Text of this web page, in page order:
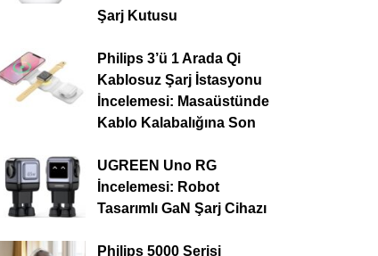
Şarj Kutusu
Philips 3’ü 1 Arada Qi
Kablosuz Şarj İstasyonu
İncelemesi: Masaüstünde
Kablo Kalabalığına Son
UGREEN Uno RG
İncelemesi: Robot
Tasarımlı GaN Şarj Cihazı
Philips 5000 Serisi